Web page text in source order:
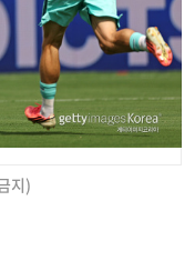
지)